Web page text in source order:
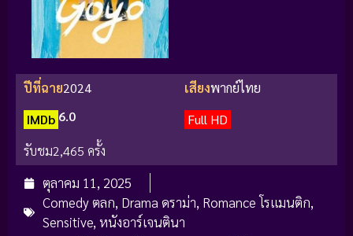
ปีที่ฉาย2024 เสียงพากย์ไทย
IMDb 6.0
Full HD
รับชม2,465 ครั้ง
ตุลาคม 11, 2025
Comedy ตลก, Drama ดราม่า, Romance โรแมนติก,
Sensitive, หนังอาร์เจนตินา